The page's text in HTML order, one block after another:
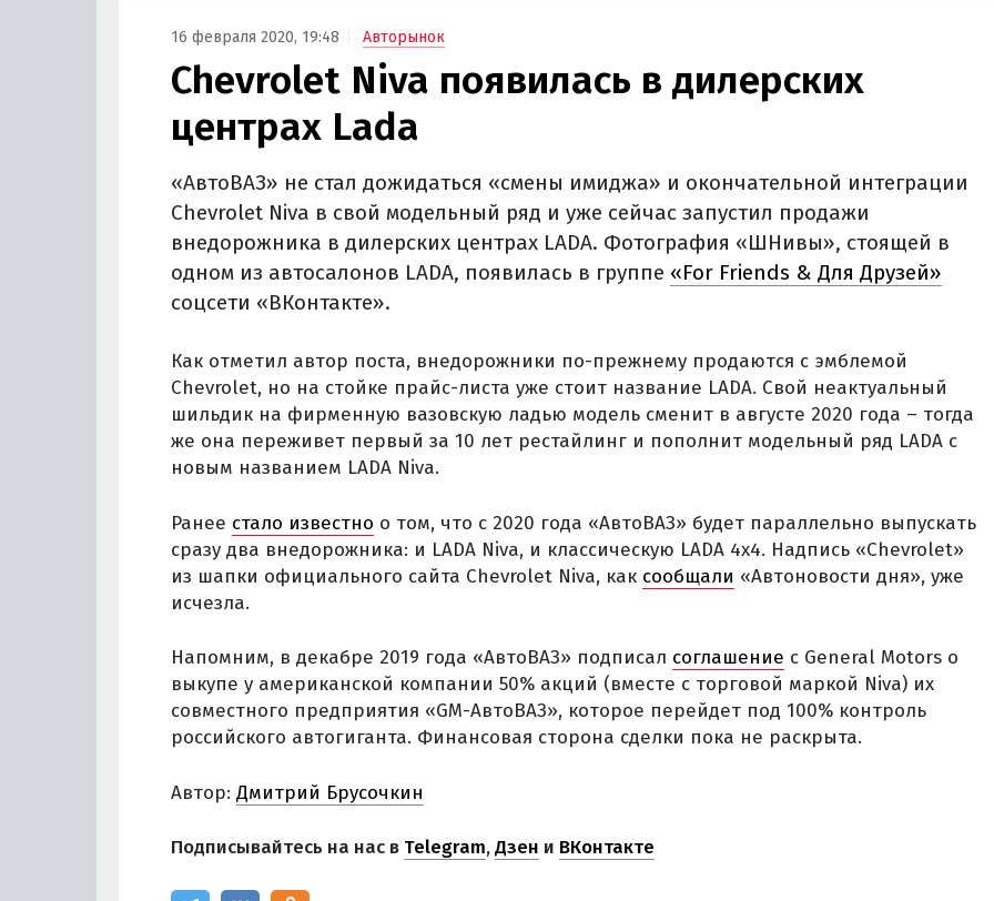
16 февраля 2020, 19:48 Авторынок
Chevrolet Niva появилась в дилерских
центрах Lada
«АвтоВАЗ» не стал дожидаться «смены имиджа» и окончательной интеграции
Chevrolet Niva в свой модельный ряд и уже сейчас запустил продажи
внедорожника в дилерских центрах LADA. Фотография «ШНивы», стоящей в
одном из автосалонов LADA, появилась в группе «For Friends & Для Друзей»
соцсети «ВКонтакте».
Как отметил автор поста, внедорожники по-прежнему продаются с эмблемой
Chevrolet, но на стойке прайс-листа уже стоит название LADA. Свой неактуальный
шильдик на фирменную вазовскую ладью модель сменит в августе 2020 года – тогда
же она переживет первый за 10 лет рестайлинг и пополнит модельный ряд LADA с
новым названием LADA Niva.
Ранее стало известно о том, что с 2020 года «АвтоВАЗ» будет параллельно выпускать
сразу два внедорожника: и LADA Niva, и классическую LADA 4x4. Надпись «Chevrolet»
из шапки официального сайта Chevrolet Niva, как сообщали «Автоновости дня», уже
исчезла.
Напомним, в декабре 2019 года «АвтоВАЗ» подписал соглашение с General Motors о
выкупе у американской компании 50% акций (вместе с торговой маркой Niva) их
совместного предприятия «GM-АвтоВАЗ», которое перейдет под 100% контроль
российского автогиганта. Финансовая сторона сделки пока не раскрыта.
Автор: Дмитрий Брусочкин
Подписывайтесь на нас в Telegram,Дзен и ВКонтакте